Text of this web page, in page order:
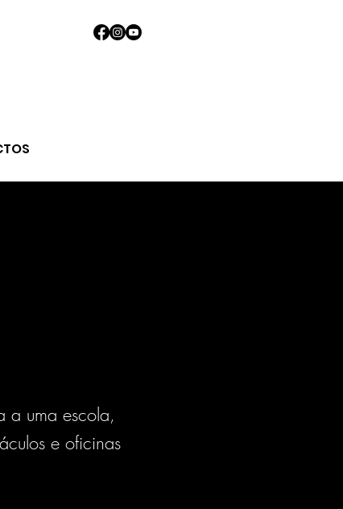
a uma escola,
e oficinas